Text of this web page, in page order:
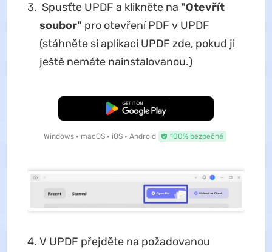
Spusťte UPDF a klikněte na "Otevřít
soubor" pro otevření PDF v UPDF
(stáhněte si aplikaci UPDF zde, pokud ji
ještě nemáte nainstalovanou.)
Bezplatné stažení
Windows • macOS • iOS • Android 100% bezpečné
V UPDF přejděte na požadovanou